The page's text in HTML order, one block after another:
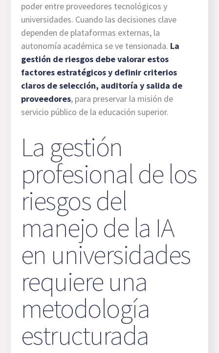
poder entre proveedores tecnológicos y
universidades. Cuando las decisiones clave
dependen de plataformas externas, la
autonomía académica se ve tensionada. La
gestión de riesgos debe valorar estos
factores estratégicos y definir criterios
claros de selección, auditoría y salida de
proveedores, para preservar la misión de
servicio público de la educación superior.
La gestión
profesional de los
riesgos del
manejo de la IA
en universidades
requiere una
metodología
estructurada